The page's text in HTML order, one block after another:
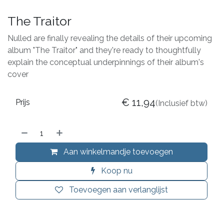
The Traitor
Nulled are finally revealing the details of their upcoming
album "The Traitor" and they're ready to thoughtfully
explain the conceptual underpinnings of their album's
cover
Aan winkelmandje toevoegen
Koop nu
Toevoegen aan verlanglijst
Prijs € 11,94(Inclusief btw)